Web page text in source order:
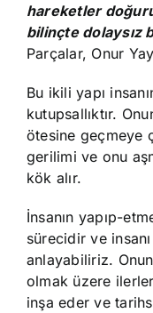
hareketler
bilinçte dolaysız
Parçalar, Onur
Bu ikili yapı
kutupsallıktır.
ötesine geçmeye
gerilimi ve onu
kök alır.
İnsanın yapıp-
sürecidir ve
anlayabiliriz.
olmak üzere
inşa eder ve